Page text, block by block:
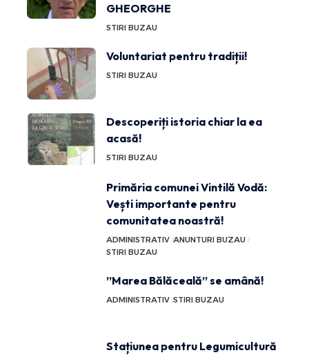
GHEORGHE
STIRI BUZAU
Voluntariat pentru tradiții!
STIRI BUZAU
Descoperiți istoria chiar la ea
acasă!
STIRI BUZAU
Primăria comunei Vintilă Vodă:
Vești importante pentru
comunitatea noastră!
ADMINISTRATIV ANUNTURI BUZAU
STIRI BUZAU
”Marea Bălăceală” se amână!
ADMINISTRATIV STIRI BUZAU
Stațiunea pentru Legumicultură